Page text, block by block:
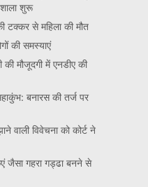
शुरू
टक्कर से महिला की मौत
की समस्याएं
की मौजूदगी में एनडीए की
बनारस की तर्ज पर
वाली विवेचना को कोर्ट ने
गहरा गड्ढा बनने से